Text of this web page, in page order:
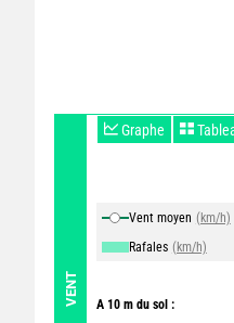
VENT
Graphe
Vent moyen (km/h)
Rafales (km/h)
A 10 m du sol :